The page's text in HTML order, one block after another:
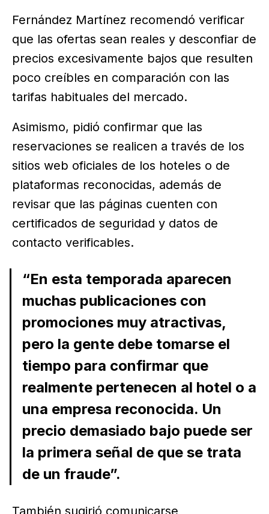
Fernández Martínez recomendó verificar
que las ofertas sean reales y desconfiar de
precios excesivamente bajos que resulten
poco creíbles en comparación con las
tarifas habituales del mercado.
Asimismo, pidió confirmar que las
reservaciones se realicen a través de los
sitios web oficiales de los hoteles o de
plataformas reconocidas, además de
revisar que las páginas cuenten con
certificados de seguridad y datos de
contacto verificables.
“En esta temporada aparecen
muchas publicaciones con
promociones muy atractivas,
pero la gente debe tomarse el
tiempo para confirmar que
realmente pertenecen al hotel o a
una empresa reconocida. Un
precio demasiado bajo puede ser
la primera señal de que se trata
de un fraude”.
También sugirió comunicarse